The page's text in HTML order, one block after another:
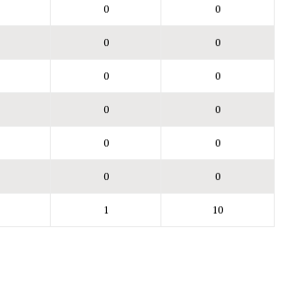
0 0
0 0
0 0
0 0
0 0
0 0
1 10